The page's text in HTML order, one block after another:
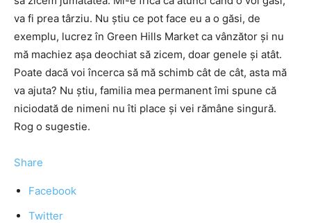
va fi prea târziu. Nu știu ce pot face eu a o găsi, de
exemplu, lucrez în Green Hills Market ca vânzător și nu
mă machiez așa deochiat să zicem, doar genele și atât.
Poate dacă voi încerca să mă schimb cât de cât, asta mă
va ajuta? Nu știu, familia mea permanent îmi spune că
niciodată de nimeni nu îti place și vei rămâne singură.
Rog o sugestie.
Share
Facebook
Twitter